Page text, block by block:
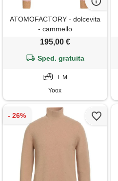
ATOMOFACTORY - dolcevita
- cammello
195,00 €
Sped. gratuita
L M
Yoox